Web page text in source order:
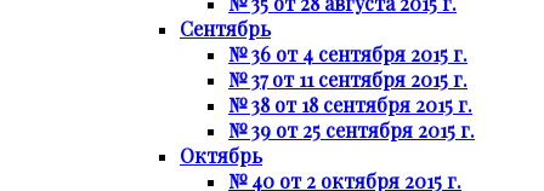
Сентябрь
№ 36 от 4 сентября 2015 г.
№ 37 от 11 сентября 2015 г.
№ 38 от 18 сентября 2015 г.
№ 39 от 25 сентября 2015 г.
Октябрь
№ 40 от 2 октября 2015 г.